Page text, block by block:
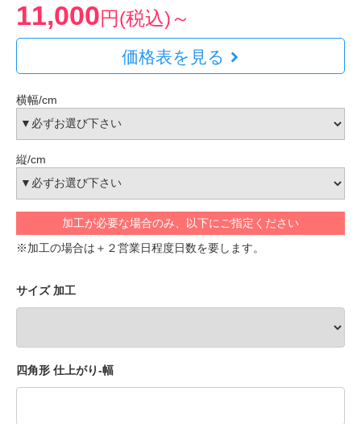
11,000円(税込)～
価格表を見る
横幅/cm
縦/cm
加工が必要な場合のみ、以下にご指定ください
※加工の場合は＋２営業日程度日数を要します。
サイズ 加工
四角形 仕上がり-幅